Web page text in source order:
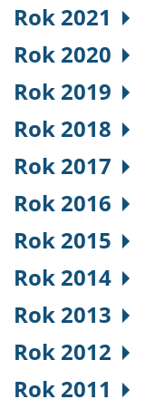
Rok 2021
Rok 2020
Rok 2019
Rok 2018
Rok 2017
Rok 2016
Rok 2015
Rok 2014
Rok 2013
Rok 2012
Rok 2011